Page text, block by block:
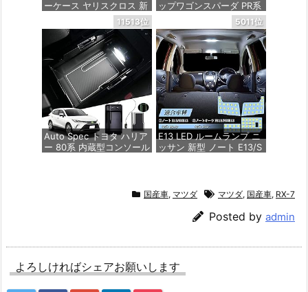
ーケース ヤリスクロス 新
型ハリアー 80系 キーケー
ス ハイラックス GUN125
ランドクルーザー200系
ミライ MARK X 250G S
専用設計 キーケース 本革
キーカバー キーホルダー
カスタム パーツ ドレスア
ップ (2ボタン, 青)
価格：¥2,180
ップワゴンスパーダ PR系
ラバー製セカンドラグマ
ット YMT - フロアマット
価格：¥5,940
11513位
Auto Spec トヨタ ハリア
ー 80系 内蔵型コンソール
収納ボックス 3Dトレイ
小物入れ 車種専用設計 内
アー 80系, LEDセンサー
5011位
E13 LED ルームランプ ニ
ッサン 新型 ノート E13/S
灯 6000K ホワイト 爆光
ゴースト点灯対策 カスタ
ムパーツ LEDバルブ LED
ルームランプ セット 3チ
工不要 取付簡単 取扱説明
3 用)
国産車, マツダ マツダ, 国産車, RX-7
Posted by admin
よろしければシェアお願いします